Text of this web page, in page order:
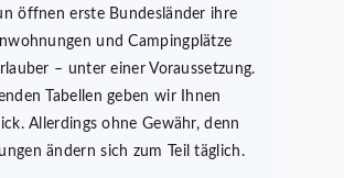
öffnen erste Bundesländer ihre
und Campingplätze
– unter einer Voraussetzung.
Tabellen geben wir Ihnen
Allerdings ohne Gewähr, denn
ändern sich zum Teil täglich.